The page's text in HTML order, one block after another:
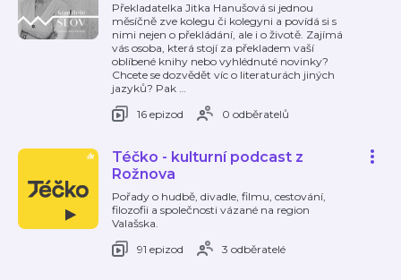
Překladatelka Jitka Hanušová si jednou
měsíčně zve kolegu či kolegyni a povídá si s
nimi nejen o překládání, ale i o životě. Zajímá
vás osoba, která stojí za překladem vaší
oblíbené knihy nebo vyhlédnuté novinky?
Chcete se dozvědět víc o literaturách jiných
jazyků? Pak …
16 epizod
0 odběratelů
Téčko - kulturní podcast z
Rožnova
Pořady o hudbě, divadle, filmu, cestování,
filozofii a společnosti vázané na region
Valašska.
91 epizod
3 odběratelé